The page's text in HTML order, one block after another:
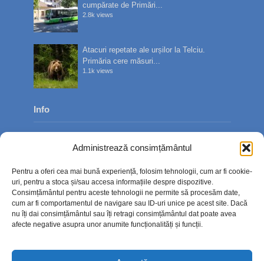
Administrează consimțământul
Pentru a oferi cea mai bună experiență, folosim tehnologii, cum ar fi cookie-
uri, pentru a stoca și/sau accesa informațiile despre dispozitive.
Consimțământul pentru aceste tehnologii ne permite să procesăm date,
cum ar fi comportamentul de navigare sau ID-uri unice pe acest site. Dacă
nu îți dai consimțământul sau îți retragi consimțământul dat poate avea
afecte negative asupra unor anumite funcționalități și funcții.
cumpărate de Primări...
2.8k views
Atacuri repetate ale urșilor la Telciu.
Primăria cere măsuri...
1.1k views
Info
Contact
Politica de confidențialitate
Politică cookie-uri (UE)